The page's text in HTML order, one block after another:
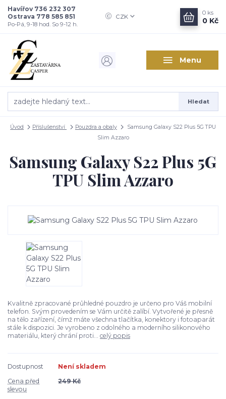
Menu
CZK
Hledat
Havířov 736 232 307
Ostrava 778 585 851
Po-Pá, 9-18 hod. So 9-12 h.
0 ks
0 Kč
Úvod Příslušenství Pouzdra a obaly
Samsung Galaxy S22 Plus 5G TPU
Slim Azzaro
Samsung Galaxy S22 Plus 5G
TPU Slim Azzaro
Kvalitně zpracované průhledné pouzdro je určeno pro Váš mobilní
telefon. Svým provedením se Vám určitě zalíbí. Vytvořené je přesně
na tělo zařízení, čímž máte všechna tlačítka, konektory i fotoaparát
stále k dispozici. Je vyrobeno z odolného a moderního silikonového
materiálu, který chrání proti... celý popis
Dostupnost
Není skladem
Cena před
slevou
249 Kč